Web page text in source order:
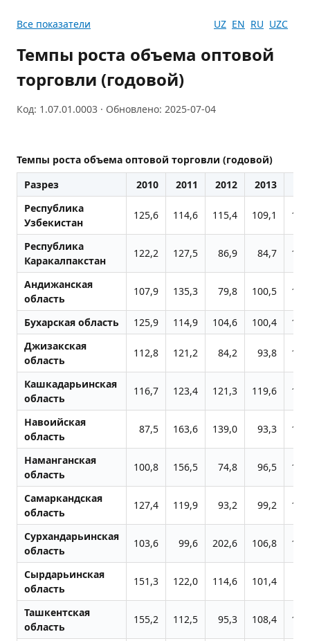
Все показатели UZ EN RU UZC
Темпы роста объема оптовой
торговли (годовой)
Код: 1.07.01.0003 · Обновлено: 2025-07-04
Темпы роста объема оптовой торговли (годовой)
Разрез
2010 2011 2012 2013
Республика
Узбекистан
125,6 114,6 115,4 109,1
Республика
Каракалпакстан
122,2 127,5 86,9 84,7
Андижанская
область
107,9 135,3 79,8 100,5
Бухарская область 125,9 114,9 104,6 100,4
Джизакская
область
112,8 121,2 84,2 93,8
Кашкадарьинская
область
116,7 123,4 121,3 119,6
Навоийская
область
87,5 163,6 139,0 93,3
Наманганская
область
100,8 156,5 74,8 96,5
Самаркандская
область
127,4 119,9 93,2 99,2
Сурхандарьинская
область
103,6 99,6 202,6 106,8
Сырдарьинская
область
151,3 122,0 114,6 101,4
Ташкентская
область
155,2 112,5 95,3 108,4